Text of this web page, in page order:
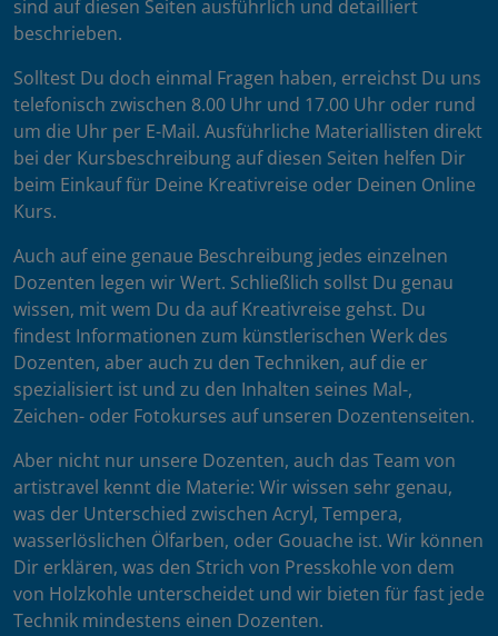
sind auf diesen Seiten ausführlich und detailliert
beschrieben.
Solltest Du doch einmal Fragen haben, erreichst Du uns
telefonisch zwischen 8.00 Uhr und 17.00 Uhr oder rund
um die Uhr per E-Mail. Ausführliche Materiallisten direkt
bei der Kursbeschreibung auf diesen Seiten helfen Dir
beim Einkauf für Deine Kreativreise oder Deinen Online
Kurs.
Auch auf eine genaue Beschreibung jedes einzelnen
Dozenten legen wir Wert. Schließlich sollst Du genau
wissen, mit wem Du da auf Kreativreise gehst. Du
findest Informationen zum künstlerischen Werk des
Dozenten, aber auch zu den Techniken, auf die er
spezialisiert ist und zu den Inhalten seines Mal-,
Zeichen- oder Fotokurses auf unseren Dozentenseiten.
Aber nicht nur unsere Dozenten, auch das Team von
artistravel kennt die Materie: Wir wissen sehr genau,
was der Unterschied zwischen Acryl, Tempera,
wasserlöslichen Ölfarben, oder Gouache ist. Wir können
Dir erklären, was den Strich von Presskohle von dem
von Holzkohle unterscheidet und wir bieten für fast jede
Technik mindestens einen Dozenten.